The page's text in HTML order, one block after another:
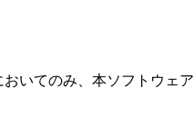
いてのみ、本ソフトウェ